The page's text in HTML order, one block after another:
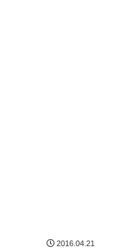
2016.04.21